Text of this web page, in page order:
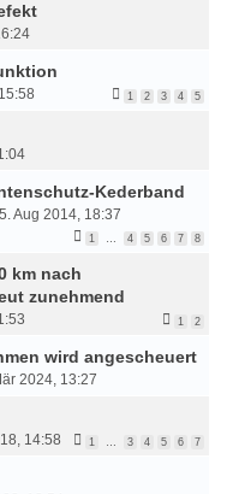
1 2 3 4 5
Kederband
Aug 2014, 18:37
1 4 5 6 7 8
km nach
zunehmend
1 2
wird angescheuert
2024, 13:27
14:58 1 3 4 5 6 7